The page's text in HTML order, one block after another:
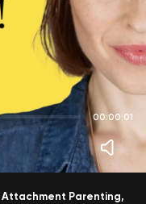
00:00:01
Attachment Parenting,